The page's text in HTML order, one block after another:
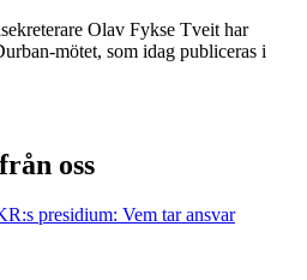
Olav Fykse Tveit har
mötet, som idag publiceras i
oss